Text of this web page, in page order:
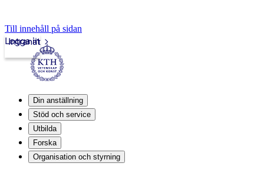
Till innehåll på sidan
Intranät
Logga in
Din anställning
Stöd och service
Utbilda
Forska
Organisation och styrning